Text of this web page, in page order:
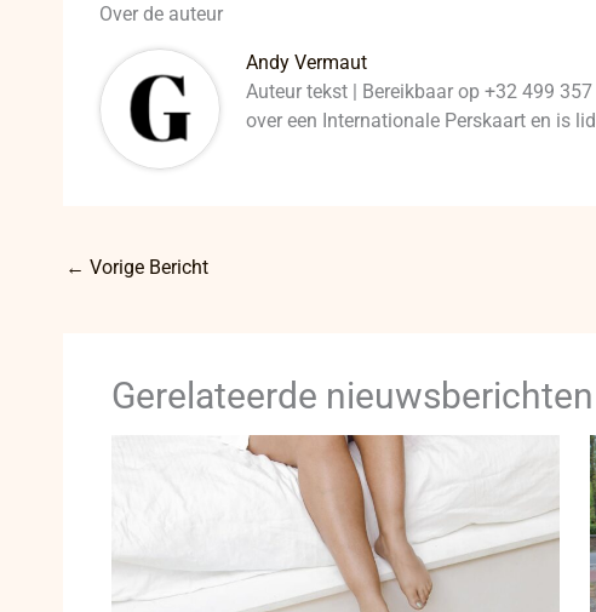
Over de auteur
Andy Vermaut
Auteur tekst | Bereikbaar op +32 499
over een Internationale Perskaart en is
← Vorige Bericht
Gerelateerde nieuwsberichten